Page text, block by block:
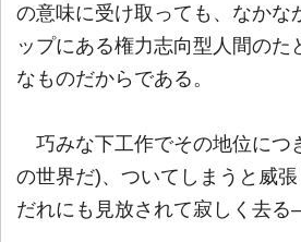
の意味に受け取っても、なかな
ップにある権力志向型人間のた
なものだからである。
巧みな下工作でその地位につ
の世界だ)、ついてしまうと威
だれにも見放されて寂しく去